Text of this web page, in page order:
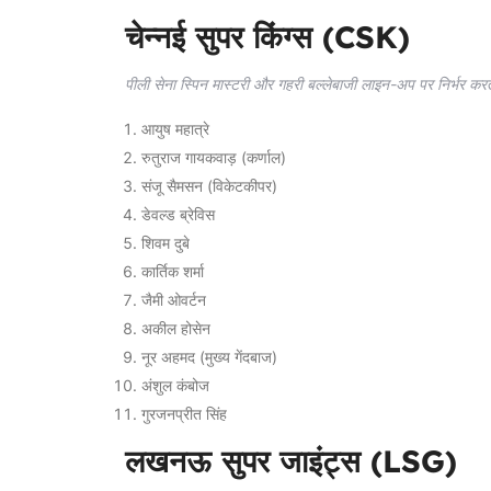
चेन्नई सुपर किंग्स (CSK)
पीली सेना स्पिन मास्टरी और गहरी बल्लेबाजी लाइन-अप पर निर्भर
आयुष महात्रे
रुतुराज गायकवाड़ (कर्णाल)
संजू सैमसन (विकेटकीपर)
डेवल्ड ब्रेविस
शिवम दुबे
कार्तिक शर्मा
जैमी ओवर्टन
अकील होसेन
नूर अहमद (मुख्य गेंदबाज)
अंशुल कंबोज
गुरजनप्रीत सिंह
लखनऊ सुपर जाइंट्स (LSG)